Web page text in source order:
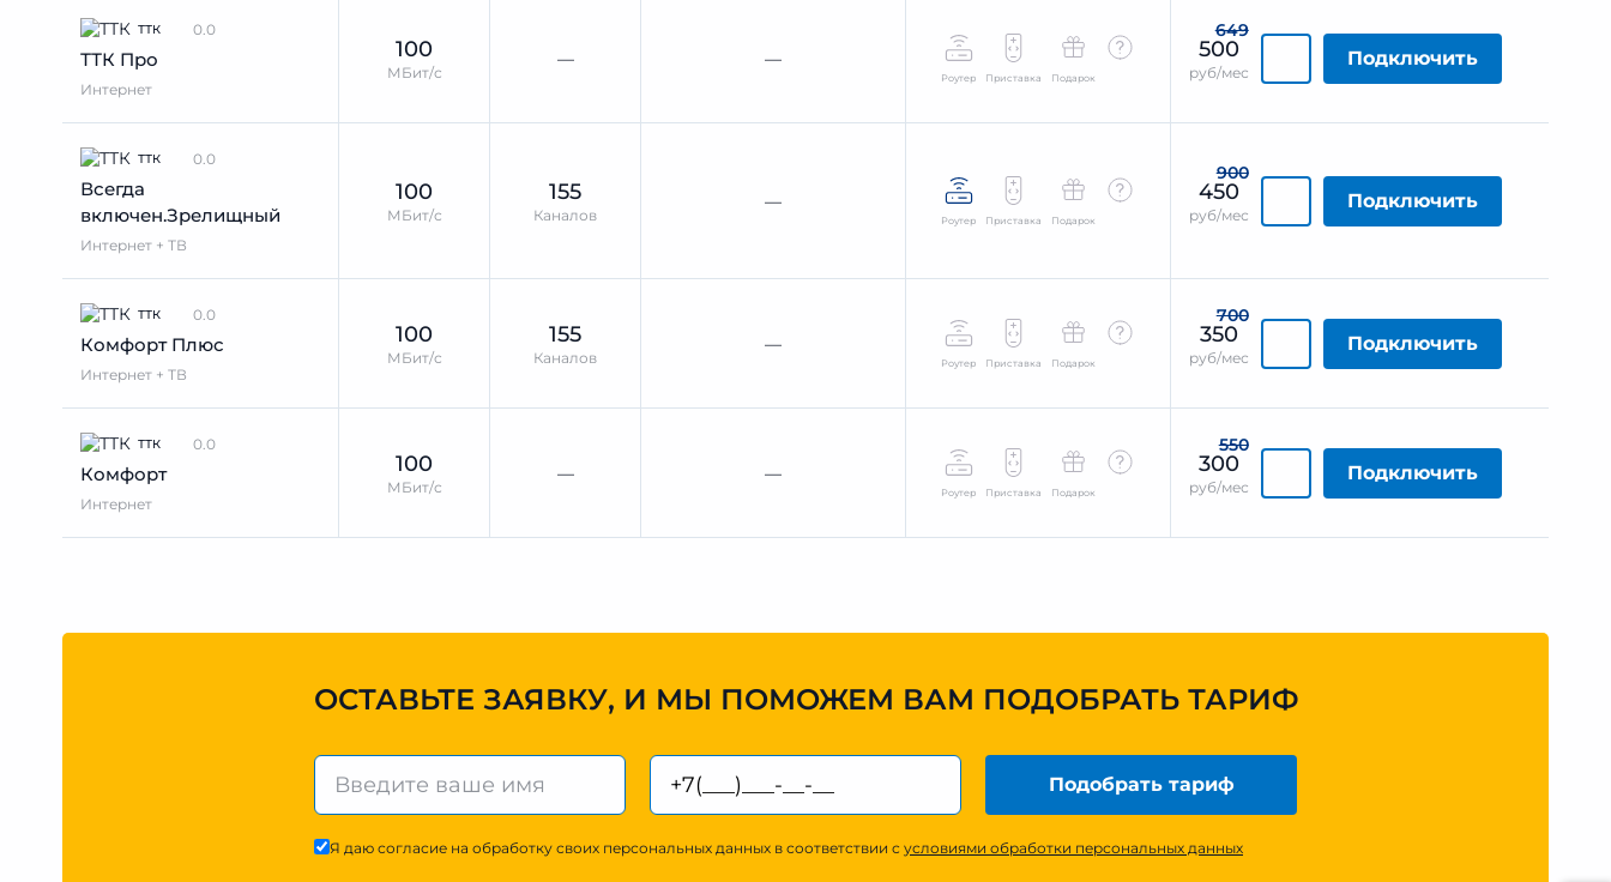
ТТК 0.0
ТТК Про
Интернет
100
МБит/с
— —
Роутер Приставка Подарок
649
500
руб/мес
Подключить
ТТК 0.0
Всегда
включен.Зрелищный
Интернет + ТВ
100
МБит/с
155
Каналов
—
Роутер Приставка Подарок
900
450
руб/мес
Подключить
ТТК 0.0
Комфорт Плюс
Интернет + ТВ
100
МБит/с
155
Каналов
—
Роутер Приставка Подарок
700
350
руб/мес
Подключить
ТТК 0.0
Комфорт
Интернет
100
МБит/с
— —
Роутер Приставка Подарок
550
300
руб/мес
Подключить
ОСТАВЬТЕ ЗАЯВКУ, И МЫ ПОМОЖЕМ ВАМ ПОДОБРАТЬ ТАРИФ
Подобрать тариф
Я даю согласие на обработку своих персональных данных в соответствии с условиями обработки персональных данных